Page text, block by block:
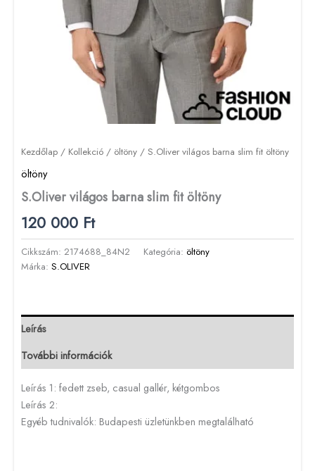
Kezdőlap / Kollekció / öltöny / S.Oliver világos barna slim fit öltöny
öltöny
S.Oliver világos barna slim fit öltöny
120 000 Ft
Cikkszám: 2174688_84N2 Kategória: öltöny
Márka: S.OLIVER
Leírás
További információk
Leírás 1: fedett zseb, casual gallér, kétgombos
Leírás 2:
Egyéb tudnivalók: Budapesti üzletünkben megtalálható